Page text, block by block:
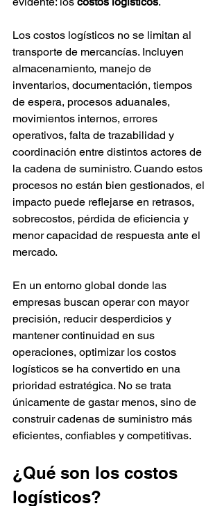
Los costos logísticos no se limitan al
transporte de mercancías. Incluyen
almacenamiento, manejo de
inventarios, documentación, tiempos
de espera, procesos aduanales,
movimientos internos, errores
operativos, falta de trazabilidad y
coordinación entre distintos actores de
la cadena de suministro. Cuando estos
procesos no están bien gestionados, el
impacto puede reflejarse en retrasos,
sobrecostos, pérdida de eficiencia y
menor capacidad de respuesta ante el
mercado.
En un entorno global donde las
empresas buscan operar con mayor
precisión, reducir desperdicios y
mantener continuidad en sus
operaciones, optimizar los costos
logísticos se ha convertido en una
prioridad estratégica. No se trata
únicamente de gastar menos, sino de
construir cadenas de suministro más
eficientes, confiables y competitivas.
¿Qué son los costos
logísticos?